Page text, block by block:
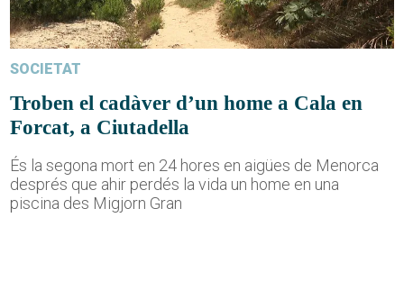
SOCIETAT
Troben el cadàver d’un home a Cala en
Forcat, a Ciutadella
És la segona mort en 24 hores en aigües de Menorca
després que ahir perdés la vida un home en una
piscina des Migjorn Gran